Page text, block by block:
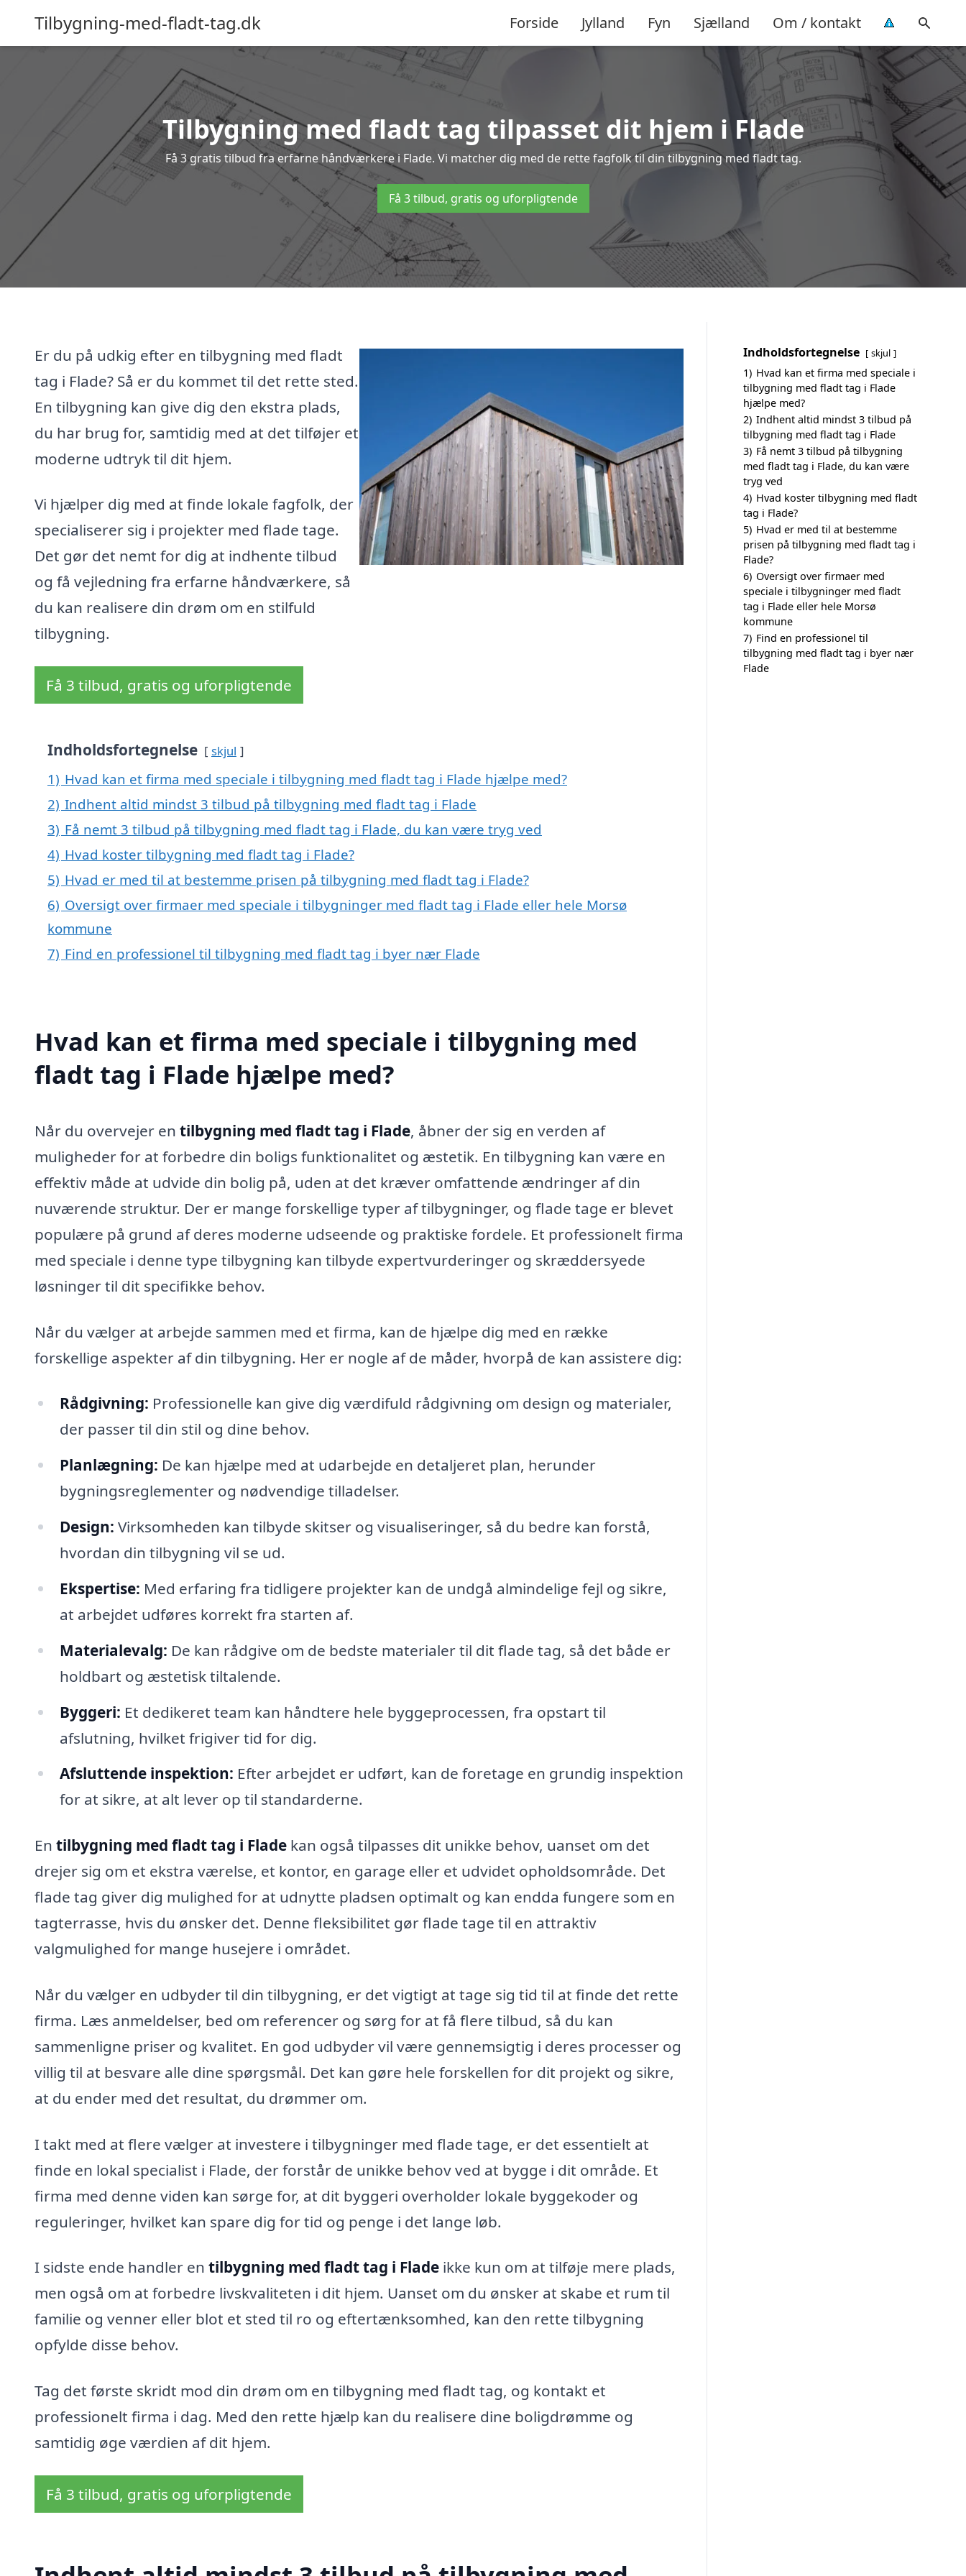
Tilbygning-med-fladt-tag.dk Forside Jylland Fyn Sjælland Om / kontakt
Tilbygning med fladt tag tilpasset dit hjem i Flade
Få 3 gratis tilbud fra erfarne håndværkere i Flade. Vi matcher dig med de rette fagfolk til din tilbygning med fladt tag.
Få 3 tilbud, gratis og uforpligtende
Er du på udkig efter en tilbygning med fladt
tag i Flade? Så er du kommet til det rette sted.
En tilbygning kan give dig den ekstra plads,
du har brug for, samtidig med at det tilføjer et
moderne udtryk til dit hjem.
Vi hjælper dig med at finde lokale fagfolk, der
specialiserer sig i projekter med flade tage.
Det gør det nemt for dig at indhente tilbud
og få vejledning fra erfarne håndværkere, så
du kan realisere din drøm om en stilfuld
tilbygning.
Få 3 tilbud, gratis og uforpligtende
Indholdsfortegnelse skjul
1) Hvad kan et firma med speciale i tilbygning med fladt tag i Flade hjælpe med?
2) Indhent altid mindst 3 tilbud på tilbygning med fladt tag i Flade
3) Få nemt 3 tilbud på tilbygning med fladt tag i Flade, du kan være tryg ved
4) Hvad koster tilbygning med fladt tag i Flade?
5) Hvad er med til at bestemme prisen på tilbygning med fladt tag i Flade?
6) Oversigt over firmaer med speciale i tilbygninger med fladt tag i Flade eller hele Morsø
kommune
7) Find en professionel til tilbygning med fladt tag i byer nær Flade
Hvad kan et firma med speciale i tilbygning med
fladt tag i Flade hjælpe med?
Når du overvejer en tilbygning med fladt tag i Flade, åbner der sig en verden af
muligheder for at forbedre din boligs funktionalitet og æstetik. En tilbygning kan være en
effektiv måde at udvide din bolig på, uden at det kræver omfattende ændringer af din
nuværende struktur. Der er mange forskellige typer af tilbygninger, og flade tage er blevet
populære på grund af deres moderne udseende og praktiske fordele. Et professionelt firma
med speciale i denne type tilbygning kan tilbyde expertvurderinger og skræddersyede
løsninger til dit specifikke behov.
Når du vælger at arbejde sammen med et firma, kan de hjælpe dig med en række
forskellige aspekter af din tilbygning. Her er nogle af de måder, hvorpå de kan assistere dig:
Rådgivning: Professionelle kan give dig værdifuld rådgivning om design og materialer,
der passer til din stil og dine behov.
Planlægning: De kan hjælpe med at udarbejde en detaljeret plan, herunder
bygningsreglementer og nødvendige tilladelser.
Design: Virksomheden kan tilbyde skitser og visualiseringer, så du bedre kan forstå,
hvordan din tilbygning vil se ud.
Ekspertise: Med erfaring fra tidligere projekter kan de undgå almindelige fejl og sikre,
at arbejdet udføres korrekt fra starten af.
Materialevalg: De kan rådgive om de bedste materialer til dit flade tag, så det både er
holdbart og æstetisk tiltalende.
Byggeri: Et dedikeret team kan håndtere hele byggeprocessen, fra opstart til
afslutning, hvilket frigiver tid for dig.
Afsluttende inspektion: Efter arbejdet er udført, kan de foretage en grundig inspektion
for at sikre, at alt lever op til standarderne.
En tilbygning med fladt tag i Flade kan også tilpasses dit unikke behov, uanset om det
drejer sig om et ekstra værelse, et kontor, en garage eller et udvidet opholdsområde. Det
flade tag giver dig mulighed for at udnytte pladsen optimalt og kan endda fungere som en
tagterrasse, hvis du ønsker det. Denne fleksibilitet gør flade tage til en attraktiv
valgmulighed for mange husejere i området.
Når du vælger en udbyder til din tilbygning, er det vigtigt at tage sig tid til at finde det rette
firma. Læs anmeldelser, bed om referencer og sørg for at få flere tilbud, så du kan
sammenligne priser og kvalitet. En god udbyder vil være gennemsigtig i deres processer og
villig til at besvare alle dine spørgsmål. Det kan gøre hele forskellen for dit projekt og sikre,
at du ender med det resultat, du drømmer om.
I takt med at flere vælger at investere i tilbygninger med flade tage, er det essentielt at
finde en lokal specialist i Flade, der forstår de unikke behov ved at bygge i dit område. Et
firma med denne viden kan sørge for, at dit byggeri overholder lokale byggekoder og
reguleringer, hvilket kan spare dig for tid og penge i det lange løb.
I sidste ende handler en tilbygning med fladt tag i Flade ikke kun om at tilføje mere plads,
men også om at forbedre livskvaliteten i dit hjem. Uanset om du ønsker at skabe et rum til
familie og venner eller blot et sted til ro og eftertænksomhed, kan den rette tilbygning
opfylde disse behov.
Tag det første skridt mod din drøm om en tilbygning med fladt tag, og kontakt et
professionelt firma i dag. Med den rette hjælp kan du realisere dine boligdrømme og
samtidig øge værdien af dit hjem.
Få 3 tilbud, gratis og uforpligtende
Indholdsfortegnelse skjul
1) Hvad kan et firma med speciale i
tilbygning med fladt tag i Flade
hjælpe med?
2) Indhent altid mindst 3 tilbud på
tilbygning med fladt tag i Flade
3) Få nemt 3 tilbud på tilbygning
med fladt tag i Flade, du kan være
tryg ved
4) Hvad koster tilbygning med fladt
tag i Flade?
5) Hvad er med til at bestemme
prisen på tilbygning med fladt tag i
Flade?
6) Oversigt over firmaer med
speciale i tilbygninger med fladt
tag i Flade eller hele Morsø
kommune
7) Find en professionel til
tilbygning med fladt tag i byer nær
Flade